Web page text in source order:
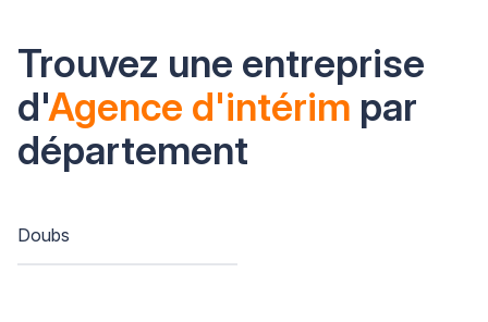
Trouvez une entreprise
d'Agence d'intérim par
département
Doubs